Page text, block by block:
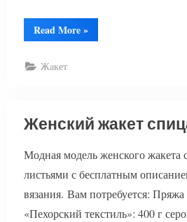
Read More“Жакет
женский
»
Жакет
Женский жакет
Модная модель женского жакета
листьями с бесплатным
вязания. Вам потребуется:
«Пехорский текстиль»: 400 г